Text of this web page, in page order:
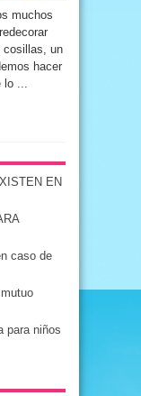
muchos
cosillas, un
hacer
...
EN
caso de
para niños